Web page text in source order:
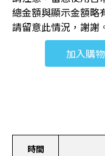
總金額與顯示金額略
請留意此情況，謝謝
加入購
時間